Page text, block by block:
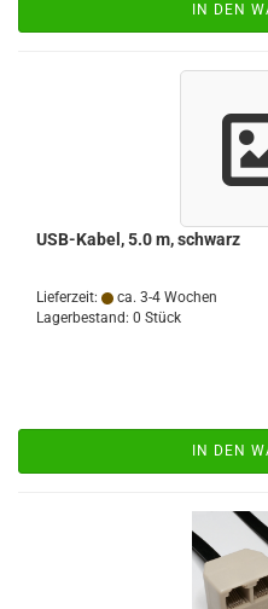
IN DEN
USB-​Kabel, 5.0 m, schwarz
Lieferzeit:
ca. 3-4 Wochen
Lagerbestand: 0 Stück
IN DEN